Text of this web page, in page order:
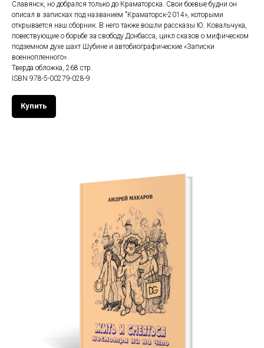
Славянск, но добрался только до Краматорска. Свои боевые будни он
описал в записках под названием "Краматорск-2014», которыми
открывается наш сборник. В него также вошли рассказы Ю. Ковальчука,
повествующие о борьбе за свободу Донбасса, цикл сказов о мифическом
подземном духе шахт Шубине и автобиографические «Записки
военнопленного».
Тверда обложка, 268 стр.
ISBN 978-5-00279-028-9
Купить